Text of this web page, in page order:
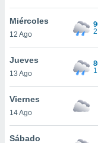
cookies
aceptar
Miércoles
12 Ago
Jueves
13 Ago
Viernes
14 Ago
Sábado